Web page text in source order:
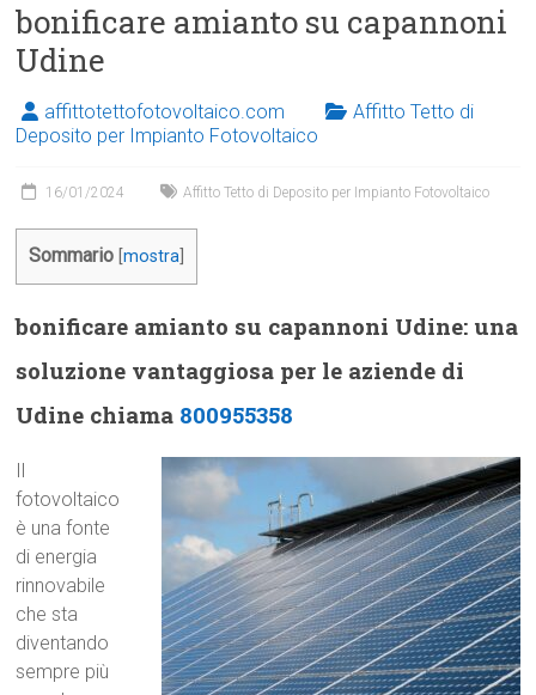
bonificare amianto su capannoni
Udine
affittotettofotovoltaico.com
Affitto Tetto di
Deposito per Impianto Fotovoltaico
16/01/2024 Affitto Tetto di Deposito per Impianto Fotovoltaico
Sommario [mostra
bonificare amianto su capannoni Udine: una
soluzione vantaggiosa per le aziende di
Udine chiama 800955358
fotovoltaico
è una fonte
di energia
rinnovabile
che sta
diventando
sempre più